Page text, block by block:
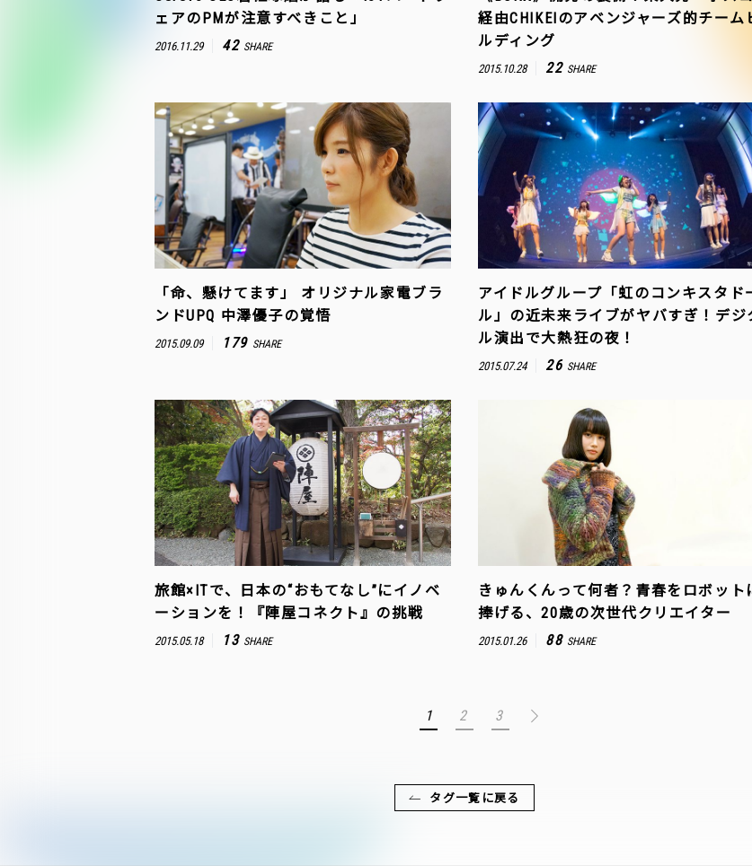
ェアのPMが注意すべきこと」
2016.11.29 42 SHARE
経由CHIKEIのアベンジャーズ的チーム
ルディング
2015.10.28 22 SHARE
「命、懸けてます」 オリジナル家電ブラ
ンドUPQ 中澤優子の覚悟
2015.09.09 179 SHARE
アイドルグループ「虹のコンキスタド
ル」の近未来ライブがヤバすぎ！デジ
ル演出で大熱狂の夜！
2015.07.24 26 SHARE
旅館×ITで、日本の“おもてなし”にイノベ
ーションを！『陣屋コネクト』の挑戦
2015.05.18 13 SHARE
きゅんくんって何者？青春をロボット
捧げる、20歳の次世代クリエイター
2015.01.26 88 SHARE
1 2 3
タグ一覧に戻る